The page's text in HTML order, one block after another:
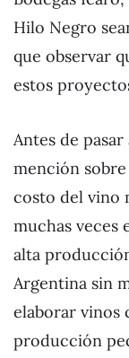
Hilo Negro
que observar
estos
Antes de
mención
costo del vino
muchas veces
alta
Argentina sin
elaborar vinos
producción